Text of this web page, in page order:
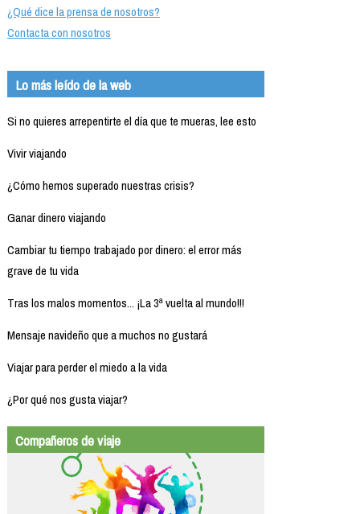
¿Qué dice la prensa de nosotros?
Contacta con nosotros
Lo más leído de la web
Si no quieres arrepentirte el día que te mueras, lee esto
Vivir viajando
¿Cómo hemos superado nuestras crisis?
Ganar dinero viajando
Cambiar tu tiempo trabajado por dinero: el error más
grave de tu vida
Tras los malos momentos... ¡La 3ª vuelta al mundo!!!
Mensaje navideño que a muchos no gustará
Viajar para perder el miedo a la vida
¿Por qué nos gusta viajar?
Compañeros de viaje